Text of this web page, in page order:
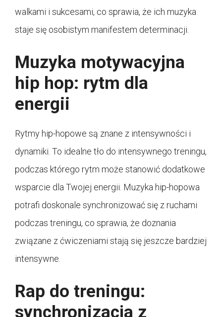
walkami i sukcesami, co sprawia, że ich muzyka
staje się osobistym manifestem determinacji.
Muzyka motywacyjna
hip hop: rytm dla
energii
Rytmy hip-hopowe są znane z intensywności i
dynamiki. To idealne tło do intensywnego treningu,
podczas którego rytm może stanowić dodatkowe
wsparcie dla Twojej energii. Muzyka hip-hopowa
potrafi doskonale synchronizować się z ruchami
podczas treningu, co sprawia, że doznania
związane z ćwiczeniami stają się jeszcze bardziej
intensywne.
Rap do treningu:
synchronizacja z